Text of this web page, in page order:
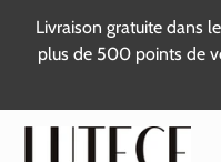
contenu
Livraison gratuite dans
plus de 500 points de